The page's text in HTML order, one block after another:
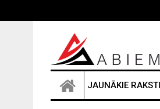
JAUNĀKIE RAKSTI